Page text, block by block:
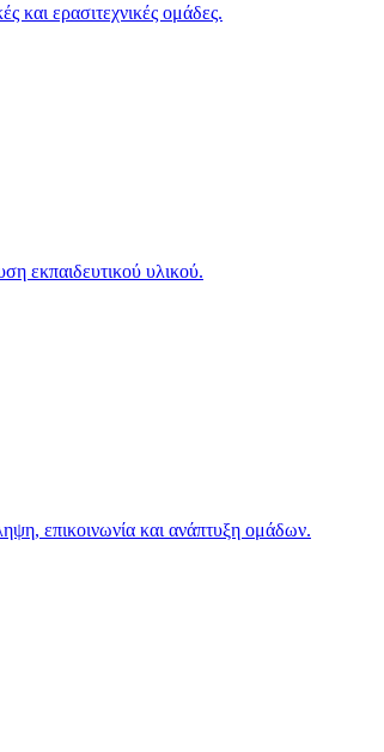
και ερασιτεχνικές ομάδες.
εκπαιδευτικού υλικού.
επικοινωνία και ανάπτυξη ομάδων.